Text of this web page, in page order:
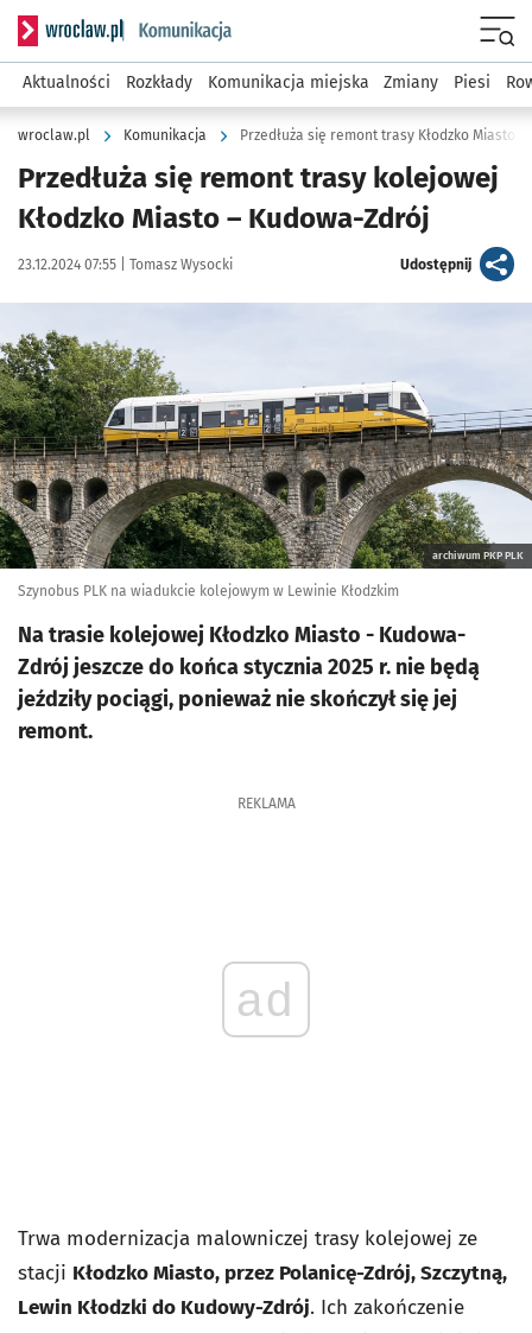
Serwis informacyjny wroclaw.pl podserwis: Komunikacja
Aktualności Rozkłady Komunikacja miejska Zmiany Piesi
wroclaw.pl Komunikacja Przedłuża się remont trasy Kłodzko Miasto
Przedłuża się remont trasy kolejowej
Kłodzko Miasto – Kudowa-Zdrój
Data publikacji:
23.12.2024 07:55 | Autor:
Tomasz Wysocki Udostępnijartykuł
archiwum PKP PLK
Szynobus PLK na wiadukcie kolejowym w Lewinie Kłodzkim
Na trasie kolejowej Kłodzko Miasto - Kudowa-
Zdrój jeszcze do końca stycznia 2025 r. nie będą
jeździły pociągi, ponieważ nie skończył się jej
remont.
REKLAMA
ad
Trwa modernizacja malowniczej trasy kolejowej ze
stacji Kłodzko Miasto, przez Polanicę-Zdrój, Szczytną,
Lewin Kłodzki do Kudowy-Zdrój. Ich zakończenie